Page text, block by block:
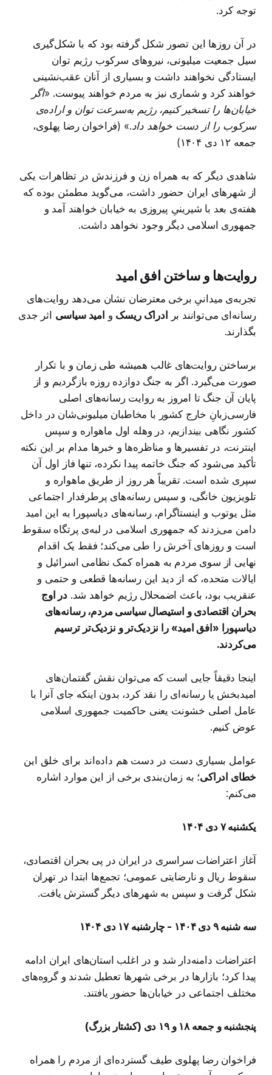
توجه کرد.
در آن روزها این تصور شکل گرفته بود که با شکل‌گیری
سیل جمعیت میلیونی، نیروهای سرکوب رژیم توان
ایستادگی نخواهند داشت و بسیاری از آنان عقب‌نشینی
خواهند کرد و شماری نیز به مردم خواهند پیوست. «اگر
خیابان‌ها را تسخیر کنیم، رژیم به‌سرعت توان و اراده‌ی
سرکوب را از دست خواهد داد.» (فراخوان رضا پهلوی،
جمعه ۱۲ دی ۱۴۰۴)
شاهدی دیگر که به همراه زن و فرزندش در تظاهرات یکی
از شهرهای ایران حضور داشت، می‌گوید مطمئن بوده که
هفته‌ی بعد با شیرینیِ پیروزی به خیابان خواهند آمد و
جمهوری اسلامی دیگر وجود نخواهد داشت.
روایت‌ها و ساختن افق امید
تجربه‌ی میدانیِ برخی معترضان نشان می‌دهد روایت‌های
رسانه‌ای می‌توانند بر
ادراک ریسک و امید سیاسی اثر جدی
بگذارند.
برساختن روایت‌های غالب همیشه طی زمان و با تکرار
صورت می‌گیرد. اگر به جنگ دوازده روزه بازگردیم و از
پایان آن جنگ تا امروز به روایت رسانه‌های اصلی
فارسی‌زبانِ خارج کشور با مخاطبان میلیونی‌شان در داخل
کشور نگاهی بیندازیم، در وهله اول ماهواره و سپس
اینترنت، در تفسیرها و مناظره‌ها و خبرها مدام بر این نکته
تأکید می‌شود که جنگ خاتمه پیدا نکرده، تنها فاز اول آن
سپری شده است. تقریباً هر روز از طریق ماهواره و
تلویزیون خانگی، و سپس رسانه‌های پرطرفدار اجتماعی
مثل یوتوب و اینستاگرام، رسانه‌های دیاسپورا به این امید
دامن می‌زدند که جمهوری اسلامی در لبه‌ی پرتگاه سقوط
است و روزهای آخرش را طی می‌کند؛ فقط یک اقدام
نهایی از سوی مردم به همراه کمک نظامی اسرائیل و
ایالات متحده، که از دید این رسانه‌ها قطعی و حتمی و
عنقریب بود، باعث اضمحلال رژیم خواهد شد.در اوج
بحران اقتصادی و استیصال سیاسی مردم، رسانه‌های
دیاسپورا «افق امید» را نزدیک‌تر و نزدیک‌تر ترسیم
می‌کردند.
اینجا دقیقاً جایی است که می‌توان نقش گفتمان‌های
امیدبخش یا رسانه‌ای را نقد کرد، بدون اینکه جای آنرا با
عامل اصلی خشونت یعنی حاکمیت جمهوری اسلامی
عوض کنیم.
عوامل بسیاری دست در دست هم داده‌اند برای خلق این
خطای ادراکی؛ به زمان‌بندی برخی از این موارد اشاره
می‌کنم:
یکشنبه ۷ دی ۱۴۰۴
آغاز اعتراضات سراسری در ایران در پی بحران اقتصادی،
سقوط ریال و نارضایتی عمومی؛ تجمع‌ها ابتدا در تهران
شکل گرفت و سپس به شهرهای دیگر گسترش یافت.
سه شنبه ۹ دی ۱۴۰۴ - چارشنبه ۱۷ دی ۱۴۰۴
اعتراضات دامنه‌دار شد و در اغلب استان‌های ایران ادامه
پیدا کرد؛ بازارها در برخی شهرها تعطیل شدند و گروه‌های
مختلف اجتماعی در خیابان‌ها حضور یافتند.
پنجشنبه و جمعه ۱۸ و ۱۹ دی (کشتار بزرگ)
فراخوان رضا پهلوی طیف گسترده‌ای از مردم را همراه